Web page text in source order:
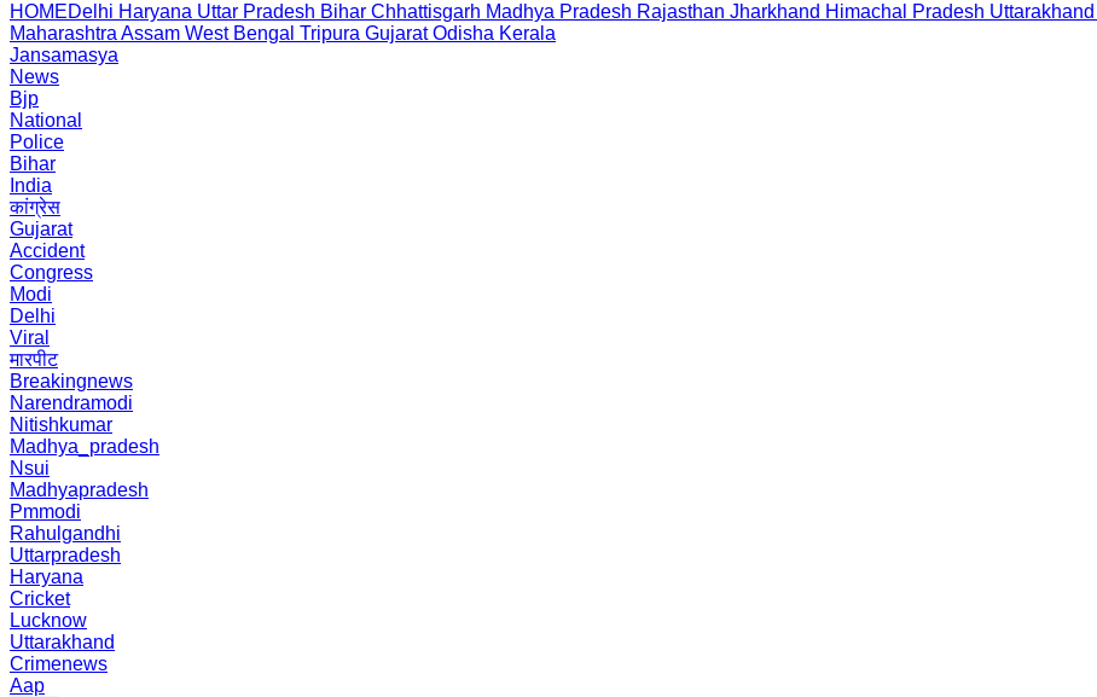
HOMEDelhi Haryana Uttar Pradesh Bihar Chhattisgarh Madhya Pradesh Rajasthan Jharkhand Himachal Pradesh Uttarakhand
Maharashtra Assam West Bengal Tripura Gujarat Odisha Kerala
Jansamasya
News
Bjp
National
Police
Bihar
India
कांग्रेस
Gujarat
Accident
Congress
Modi
Delhi
Viral
मारपीट
Breakingnews
Narendramodi
Nitishkumar
Madhya_pradesh
Nsui
Madhyapradesh
Pmmodi
Rahulgandhi
Uttarpradesh
Haryana
Cricket
Lucknow
Uttarakhand
Crimenews
Aap